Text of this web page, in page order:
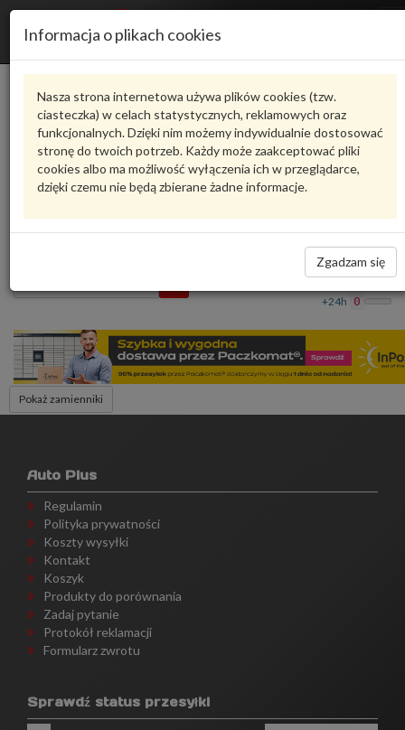
Informacja o plikach cookies
Nasza strona internetowa używa plików cookies (tzw.
ciasteczka) w celach statystycznych, reklamowych oraz
funkcjonalnych. Dzięki nim możemy indywidualnie dostosować
stronę do twoich potrzeb. Każdy może zaakceptować pliki
cookies albo ma możliwość wyłączenia ich w przeglądarce,
dzięki czemu nie będą zbierane żadne informacje.
Zgadzam się
Karta produktu
6T46564LPR
oceń produkt
Zadaj pytanie o produkt
ilość
Dostępność
Wrocław 0
+24h 0
Pokaż zamienniki
Auto Plus
Regulamin
Polityka prywatności
Koszty wysyłki
Kontakt
Koszyk
Produkty do porównania
Zadaj pytanie
Protokół reklamacji
Formularz zwrotu
Sprawdź status przesyłki